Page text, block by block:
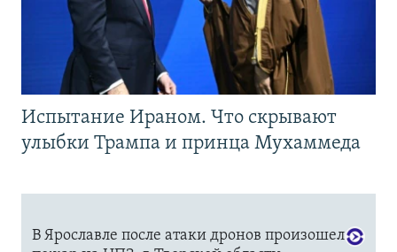
Испытание Ираном. Что скрывают
улыбки Трампа и принца Мухаммеда